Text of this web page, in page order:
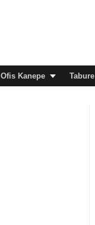
Ofis Kanepe Tabure